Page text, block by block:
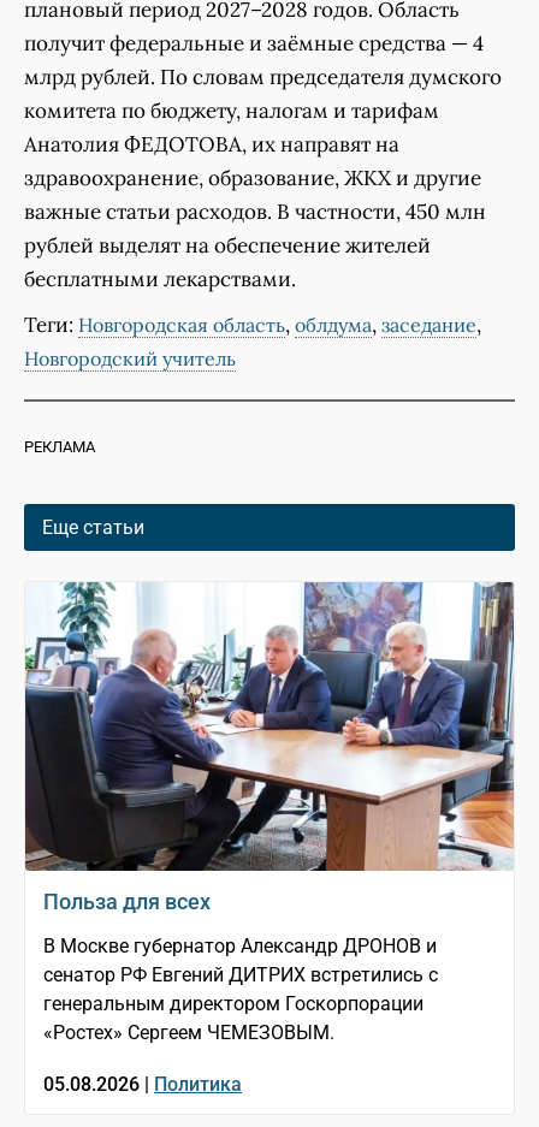
плановый период 2027–2028 годов. Область
получит федеральные и заёмные средства — 4
млрд рублей. По словам председателя думского
комитета по бюджету, налогам и тарифам
Анатолия ФЕДОТОВА, их направят на
здравоохранение, образование, ЖКХ и другие
важные статьи расходов. В частности, 450 млн
рублей выделят на обеспечение жителей
бесплатными лекарствами.
Теги: Новгородская область, облдума, заседание,
Новгородский учитель
РЕКЛАМА
Еще статьи
Польза для всех
В Москве губернатор Александр ДРОНОВ и
сенатор РФ Евгений ДИТРИХ встретились с
генеральным директором Госкорпорации
«Ростех» Сергеем ЧЕМЕЗОВЫМ.
05.08.2026 | Политика